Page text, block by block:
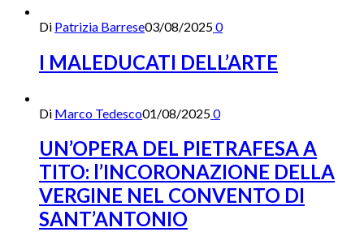
Di Patrizia Barrese03/08/20250
I MALEDUCATI DELL’ARTE
Di Marco Tedesco01/08/20250
UN’OPERA DEL PIETRAFESA A
TITO: l’INCORONAZIONE DELLA
VERGINE NEL CONVENTO DI
SANT’ANTONIO